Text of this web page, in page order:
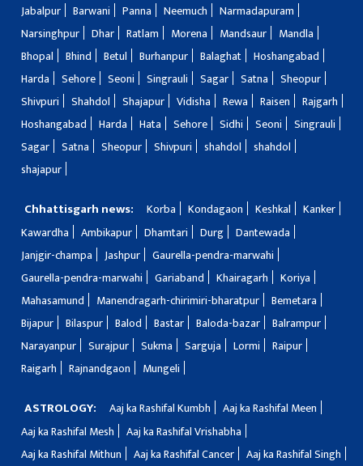
Jabalpur
Barwani Panna Neemuch
Narmadapuram
Narsinghpur
Dhar Ratlam Morena Mandsaur
Mandla
Bhopal
Bhind Betul Burhanpur Balaghat
Hoshangabad
Harda
Sehore Seoni Singrauli Sagar Satna
Sheopur
Shivpuri
Shahdol Shajapur Vidisha Rewa Raisen
Rajgarh
Hoshangabad
Harda Hata Sehore Sidhi Seoni
Singrauli
Sagar
Satna Sheopur Shivpuri shahdol
shahdol
shajapur
Chhattisgarh news: Korba Kondagaon Keshkal
Kanker
Kawardha
Ambikapur Dhamtari Durg
Dantewada
Janjgir-champa
Jashpur
Gaurella-pendra-marwahi
Gaurella-pendra-marwahi
Gariaband Khairagarh
Koriya
Mahasamund
Manendragarh-chirimiri-bharatpur
Bemetara
Bijapur
Bilaspur Balod Bastar Baloda-bazar
Balrampur
Narayanpur
Surajpur Sukma Sarguja Lormi
Raipur
Raigarh
Rajnandgaon Mungeli
ASTROLOGY: Aaj ka Rashifal Kumbh
Aaj ka Rashifal Meen
Aaj ka Rashifal Mesh
Aaj ka Rashifal Vrishabha
Aaj ka Rashifal Mithun
Aaj ka Rashifal Cancer
Aaj ka Rashifal Singh